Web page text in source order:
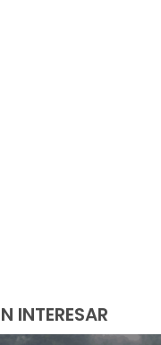
INTERESAR